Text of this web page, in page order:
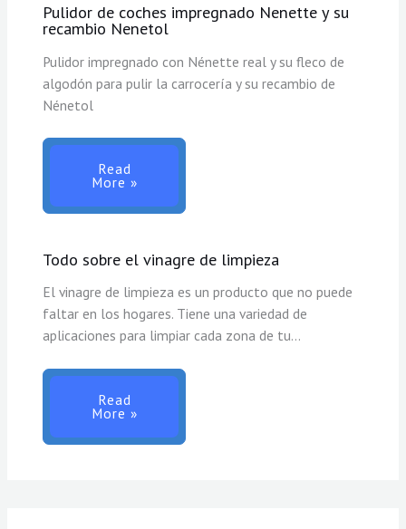
Pulidor de coches impregnado Nenette y su
recambio Nenetol
Pulidor impregnado con Nénette real y su fleco de
algodón para pulir la carrocería y su recambio de
Nénetol
Read
More »
Todo sobre el vinagre de limpieza
El vinagre de limpieza es un producto que no puede
faltar en los hogares. Tiene una variedad de
aplicaciones para limpiar cada zona de tu…
Read
More »